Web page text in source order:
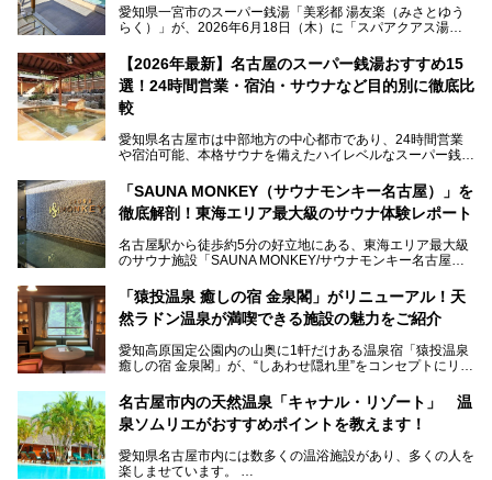
愛知県一宮市のスーパー銭湯「美彩都 湯友楽（みさとゆう
らく）」が、2026年6月18日（木）に「スパアクアス湯友
この地で30年にわたり愛され続けてきた施設だからこそ、
地元住民をはじめオープンを待ちわびている人も多いのでは
ないでしょうか。
老朽化した設備の補修を機に、2年前からじっくり構想を練
ってきたというだけあって、館内の充実度は想像以上。
以前の4倍に拡張したという露天エリアや10の浴槽、40人収
容の巨大なスタジアムサウナに、岩盤浴やリラクゼーション
までまるごと楽しめる施設に生まれ変わりました。
今回は、全面リニューアルして新しくなった「スパアクアス
【2026年最新】名古屋のスーパー銭湯おすすめ15
選！24時間営業・宿泊・サウナなど目的別に徹底比
較
愛知県名古屋市は中部地方の中心都市であり、24時間営業
や宿泊可能、本格サウナを備えたハイレベルなスーパー銭湯
そのため、「日々の仕事の疲れを心身ともにリセットした
い」「休日に時間を忘れて1日中ダラダラ過ごしたい」「コ
くある点が魅力です！
お好みの温泉施設を見つけて楽しんでくださいね。
「SAUNA MONKEY（サウナモンキー名古屋）」を
徹底解剖！東海エリア最大級のサウナ体験レポート
名古屋駅から徒歩約5分の好立地にある、東海エリア最大級
のサウナ施設「SAUNA MONKEY/サウナモンキー名古屋」
「名古屋駅周辺ってサウナが少ないよね」という声をよく耳
にするだけあり、アクセスの良さにも胸が高鳴ります。
今回は普段は男性専用となっているパブリックサウナが、女
さっそく取材してきました！
「猿投温泉 癒しの宿 金泉閣」がリニューアル！天
然ラドン温泉が満喫できる施設の魅力をご紹介
愛知高原国定公園内の山奥に1軒だけある温泉宿「猿投温泉
癒しの宿 金泉閣」が、“しあわせ隠れ里”をコンセプトにリニ
天然ラドン温泉が堪能できるお風呂や、新設・改装された客
室、地元の食材と温泉水で作られたお料理……。
ご紹介します。
名古屋市内の天然温泉「キャナル・リゾート」 温
泉ソムリエがおすすめポイントを教えます！
愛知県名古屋市内には数多くの温浴施設があり、多くの人を
楽しませています。